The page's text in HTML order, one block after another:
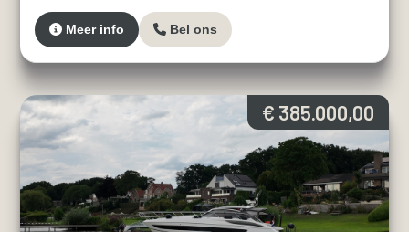
Meer info Bel ons
€ 385.000,00